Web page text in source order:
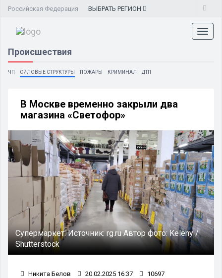
Российская Федерация ВЫБРАТЬ РЕГИОН
Происшествия
ЧП СИЛОВЫЕ СТРУКТУРЫ ПОЖАРЫ КРИМИНАЛ ДТП
В Москве временно закрыли два
магазина «Светофор»
Супермаркет.Источник:rg.ruАвтор фото:Keleny /
Shutterstock
Никита Белов 20.02.2025 16:37 10697